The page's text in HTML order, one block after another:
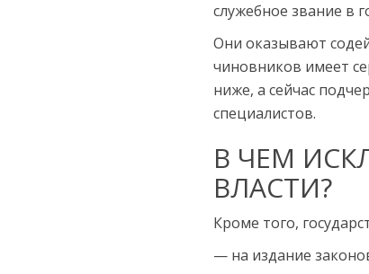
служебное звание в
Они оказывают
чиновников имеет
ниже, а сейчас
специалистов.
В ЧЕМ
ВЛАСТИ?
Кроме того,
— на издание